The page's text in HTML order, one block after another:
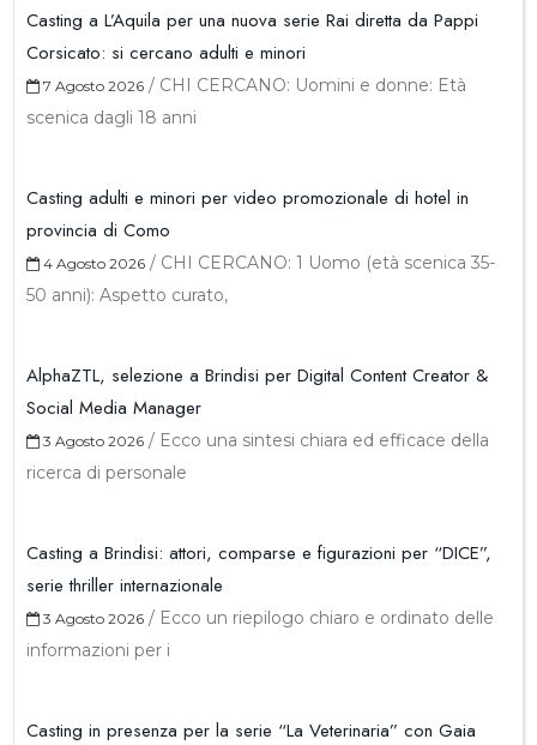
Casting a L’Aquila per una nuova serie Rai diretta da Pappi
Corsicato: si cercano adulti e minori
7 Agosto 2026 / CHI CERCANO: Uomini e donne: Età
scenica dagli 18 anni
Casting adulti e minori per video promozionale di hotel in
provincia di Como
4 Agosto 2026 / CHI CERCANO: 1 Uomo (età scenica 35-
50 anni): Aspetto curato,
AlphaZTL, selezione a Brindisi per Digital Content Creator &
Social Media Manager
3 Agosto 2026 / Ecco una sintesi chiara ed efficace della
ricerca di personale
Casting a Brindisi: attori, comparse e figurazioni per “DICE”,
serie thriller internazionale
3 Agosto 2026 / Ecco un riepilogo chiaro e ordinato delle
informazioni per i
Casting in presenza per la serie “La Veterinaria” con Gaia